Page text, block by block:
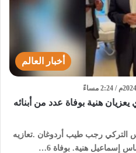
أخبار العالم
هنية بوفاة عدد من أبنائه
التركي رجب طيب أردوغان .تعازيه
هنية. بوفاة 6…